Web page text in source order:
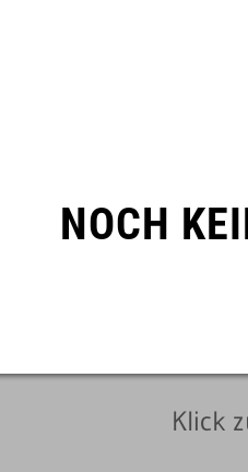
NOCH